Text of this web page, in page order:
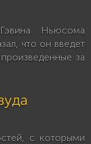
Ньюсома
что он введет
за
с которыми